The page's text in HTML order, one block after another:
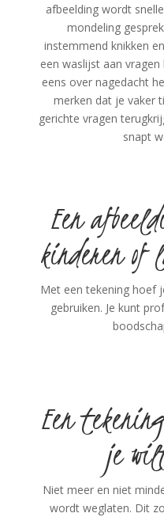
afbeelding wordt
mondeling
instemmend knikken
een waslijst aan
eens over nagedacht
merken dat je vaker
gerichte vragen
snapt
Een
kinderen of
Met een tekening hoef
gebruiken. Je kunt
Een
je
Niet meer en niet
wordt weglaten. Dit